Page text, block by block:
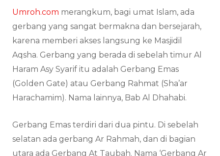
Umroh.com merangkum, bagi umat Islam, ada
gerbang yang sangat bermakna dan bersejarah,
karena memberi akses langsung ke Masjidil
Aqsha. Gerbang yang berada di sebelah timur Al
Haram Asy Syarif itu adalah Gerbang Emas
(Golden Gate) atau Gerbang Rahmat (Sha’ar
Harachamim). Nama lainnya, Bab Al Dhahabi.
Gerbang Emas terdiri dari dua pintu. Di sebelah
selatan ada gerbang Ar Rahmah, dan di bagian
utara ada Gerbang At Taubah. Nama ‘Gerbang Ar